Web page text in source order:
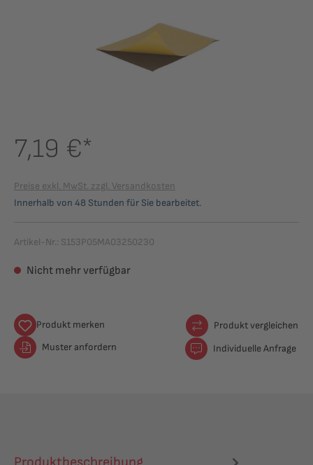
7,19 €*
Preise exkl. MwSt. zzgl. Versandkosten
Innerhalb von 48 Stunden für Sie bearbeitet.
Artikel-Nr.: S153P05MA03250230
Nicht mehr verfügbar
Produkt merken
Muster anfordern
Produkt vergleichen
Individuelle Anfrage